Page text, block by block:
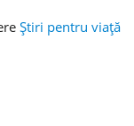
Știri pentru viață